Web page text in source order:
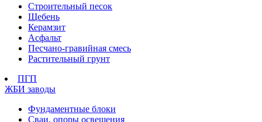
Строительный песок
Щебень
Керамзит
Асфальт
Песчано-гравийная смесь
Растительный грунт
ПГП
ЖБИ заводы
Фундаментные блоки
Сваи, опоры освещения